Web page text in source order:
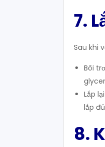
7.
Sau khi
Bôi
Lắp
lắp
8.